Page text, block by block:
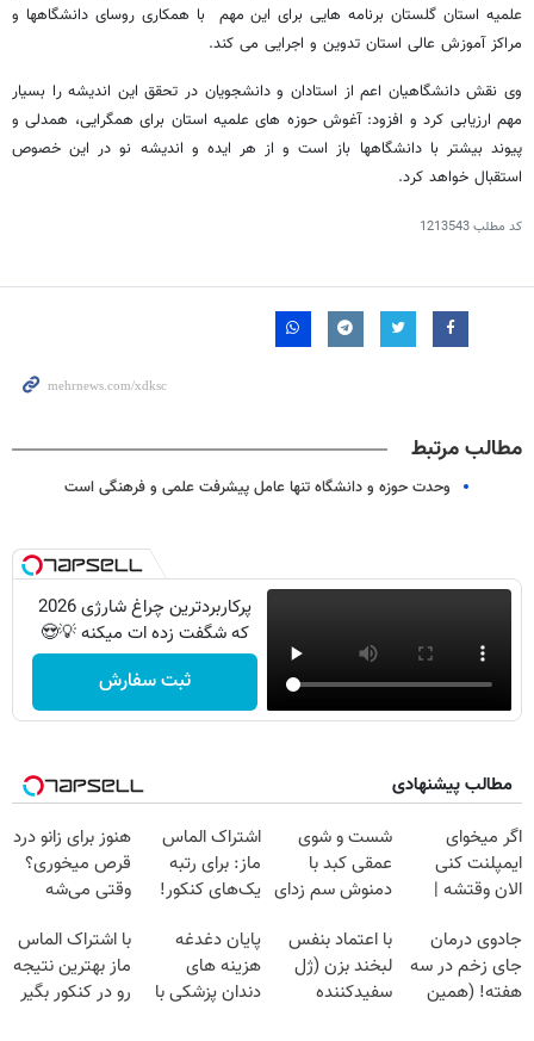
علمیه استان گلستان برنامه هایی برای این مهم با همکاری روسای دانشگاهها و
مراکز آموزش عالی استان تدوین و اجرایی می کند.
وی نقش دانشگاهیان اعم از استادان و دانشجویان در تحقق این اندیشه را بسیار
مهم ارزیابی کرد و افزود: آغوش حوزه های علمیه استان برای همگرایی، همدلی و
پیوند بیشتر با دانشگاهها باز است و از هر ایده و اندیشه نو در این خصوص
استقبال خواهد کرد.
کد مطلب1213543
مطالب مرتبط
وحدت حوزه و دانشگاه تنها عامل پیشرفت علمی و فرهنگی است
پرکاربردترین چراغ شارژی 2026
که شگفت زده ات میکنه 💡😍
ثبت سفارش
مطالب پیشنهادی
اگر میخوای
ایمپلنت کنی
الان وقتشه |
میلیون تومان!!!
شست و شوی
عمقی کبد با
دمنوش سم زدای
اشتراک الماس
ماز: برای رتبه
یک‌های کنکور!
هنوز برای زانو درد
قرص میخوری؟
وقتی می‌شه
درمانش کرد؟؟؟؟
جادوی درمان
جای زخم در سه
هفته! (همین
با اعتماد بنفس
لبخند بزن (ژل
سفیدکننده
پایان دغدغه
هزینه های
دندان پزشکی با
با اشتراک الماس
ماز بهترین نتیجه
رو در کنکور بگیر